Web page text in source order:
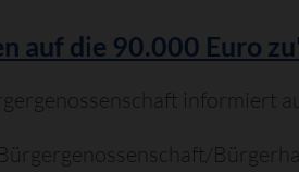
1.000
Bedürftigen
auf die 90.000 Euro
informiert